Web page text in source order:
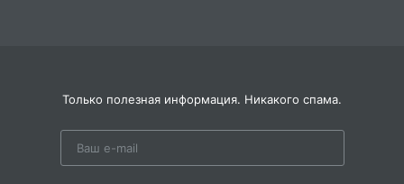
Только полезная информация. Никакого спама.